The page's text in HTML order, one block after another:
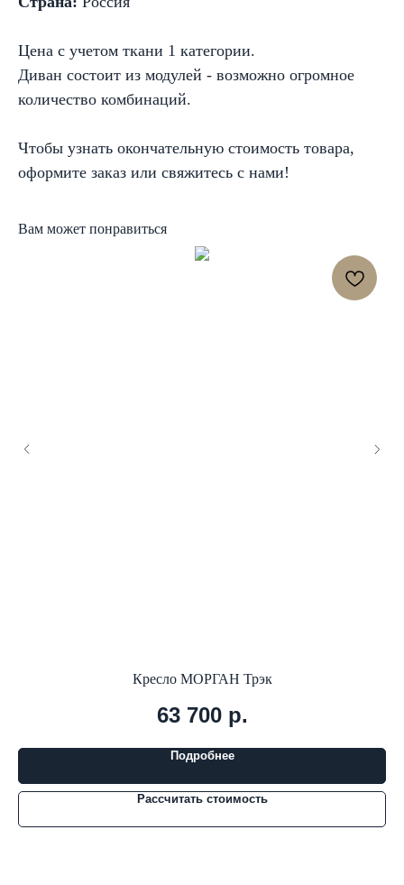
Цена с учетом ткани 1 категории.
Диван состоит из модулей - возможно огромное
количество комбинаций.
Чтобы узнать окончательную стоимость товара,
оформите заказ или свяжитесь с нами!
Вам может понравиться
Кресло МОРГАН Трэк
63 700 р.
Подробнее
Рассчитать стоимость